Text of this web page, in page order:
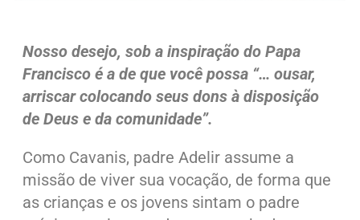
Nosso desejo, sob a inspiração do Papa
Francisco é a de que você possa “… ousar,
arriscar colocando seus dons à disposição
de Deus e da comunidade”.
Como Cavanis, padre Adelir assume a
missão de viver sua vocação, de forma que
as crianças e os jovens sintam o padre